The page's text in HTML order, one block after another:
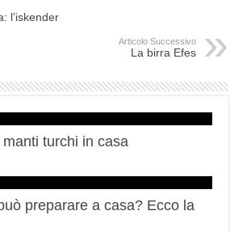
l’iskender
Articolo Successivo
La birra Efes
turchi in casa
preparare a casa? Ecco la